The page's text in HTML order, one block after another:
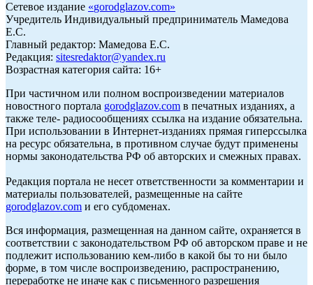
Сетевое издание «gorodglazov.com»
Учредитель Индивидуальный предприниматель Мамедова
Е.С.
Главный редактор: Мамедова Е.С.
Редакция: sitesredaktor@yandex.ru
Возрастная категория сайта: 16+
При частичном или полном воспроизведении материалов
новостного портала gorodglazov.com в печатных изданиях, а
также теле- радиосообщениях ссылка на издание обязательна.
При использовании в Интернет-изданиях прямая гиперссылка
на ресурс обязательна, в противном случае будут применены
нормы законодательства РФ об авторских и смежных правах.
Редакция портала не несет ответственности за комментарии и
материалы пользователей, размещенные на сайте
gorodglazov.com и его субдоменах.
Вся информация, размещенная на данном сайте, охраняется в
соответствии с законодательством РФ об авторском праве и не
подлежит использованию кем-либо в какой бы то ни было
форме, в том числе воспроизведению, распространению,
переработке не иначе как с письменного разрешения